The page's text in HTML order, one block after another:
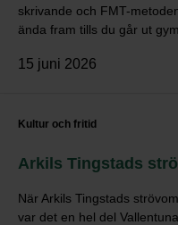
skrivande och FMT-
ända fram tills du går ut
15 juni 2026
Kultur och fritid
Arkils Tingstads
När Arkils Tingstads
var det en hel del